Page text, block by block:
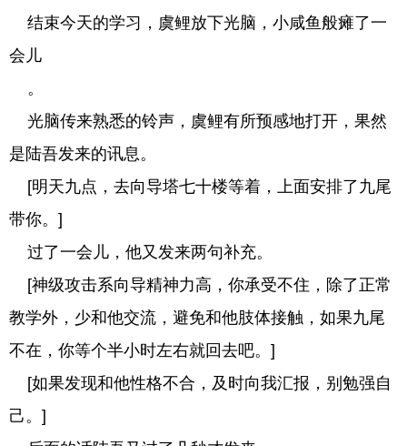
结束今天的学习，虞鲤放下光脑，小咸鱼般瘫了一
会儿
。
光脑传来熟悉的铃声，虞鲤有所预感地打开，果然
是陆吾发来的讯息。
[明天九点，去向导塔七十楼等着，上面安排了九尾
带你。]
过了一会儿，他又发来两句补充。
[神级攻击系向导精神力高，你承受不住，除了正常
教学外，少和他交流，避免和他肢体接触，如果九尾
不在，你等个半小时左右就回去吧。]
[如果发现和他性格不合，及时向我汇报，别勉强自
己。]